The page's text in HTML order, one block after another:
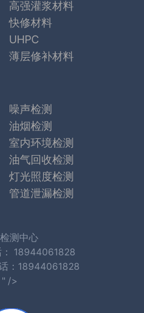
高强灌浆材料
快修材料
UHPC
薄层修补材料
噪声检测
油烟检测
室内环境检测
油气回收检测
灯光照度检测
管道泄漏检测
测中心
18944061828
：18944061828
" />